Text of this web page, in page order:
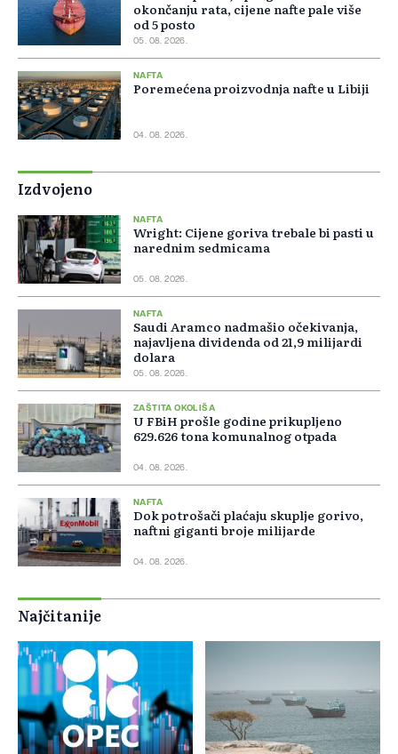
okončanju rata, cijene nafte pale više
od 5 posto
05. 08. 2026.
NAFTA
Poremećena proizvodnja nafte u Libiji
04. 08. 2026.
Izdvojeno
NAFTA
Wright: Cijene goriva trebale bi pasti u
narednim sedmicama
05. 08. 2026.
NAFTA
Saudi Aramco nadmašio očekivanja,
najavljena dividenda od 21,9 milijardi
dolara
05. 08. 2026.
ZAŠTITA OKOLIŠA
U FBiH prošle godine prikupljeno
629.626 tona komunalnog otpada
04. 08. 2026.
NAFTA
Dok potrošači plaćaju skuplje gorivo,
naftni giganti broje milijarde
04. 08. 2026.
Najčitanije